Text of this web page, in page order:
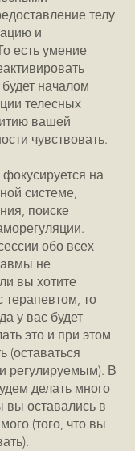
телу
и
есть умение
началом
телесных
вашей
чувствовать.
на
системе,
поиске
обо всех
не
вы хотите
терапевтом, то
у вас будет
это и при этом
(оставаться
регулируемым). В
делать много
вы оставались в
(того, что вы